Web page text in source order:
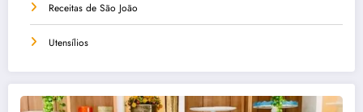
Receitas de São João
Utensílios